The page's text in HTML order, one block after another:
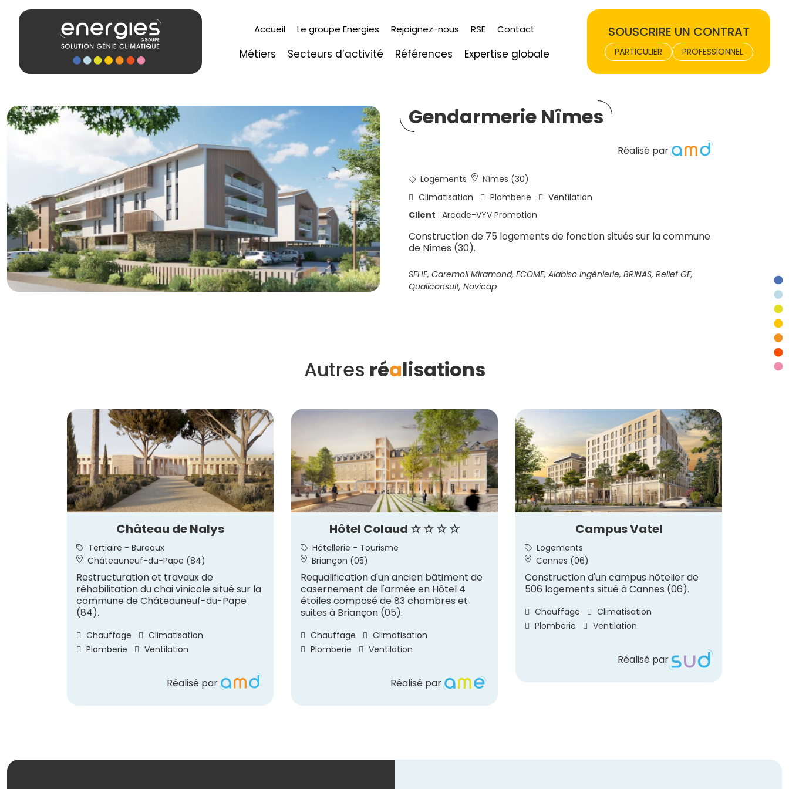
Accueil Le groupe Energies Rejoignez-nous RSE Contact
Métiers Secteurs d’activité Références Expertise globale
SOUSCRIRE UN CONTRAT
PARTICULIER PROFESSIONNEL
Gendarmerie Nîmes
Réalisé par
Logements
Nîmes (30)
Climatisation
Plomberie
Ventilation
Client : Arcade-VYV Promotion
Construction de 75 logements de fonction situés sur la commune
de Nîmes (30).
SFHE, Caremoli Miramond, ECOME, Alabiso Ingénierie, BRINAS, Relief GE,
Qualiconsult, Novicap
Autres réalisations
Château de Nalys
Tertiaire - Bureaux
Châteauneuf-du-Pape (84)
Restructuration et travaux de
réhabilitation du chai vinicole situé sur la
commune de Châteauneuf-du-Pape
(84).
Chauffage
Climatisation
Plomberie
Ventilation
Réalisé par
Hôtel Colaud ☆ ☆ ☆ ☆
Hôtellerie - Tourisme
Briançon (05)
Requalification d'un ancien bâtiment de
casernement de l'armée en Hôtel 4
étoiles composé de 83 chambres et
suites à Briançon (05).
Chauffage
Climatisation
Plomberie
Ventilation
Réalisé par
Campus Vatel
Logements
Cannes (06)
Construction d'un campus hôtelier de
506 logements situé à Cannes (06).
Chauffage
Climatisation
Plomberie
Ventilation
Réalisé par